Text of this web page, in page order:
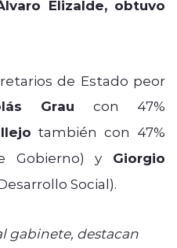
Elizalde, obtuvo
de Estado peor
Grau
con 47%
también con 47%
Gobierno) y
Giorgio
Social).
gabinete, destacan